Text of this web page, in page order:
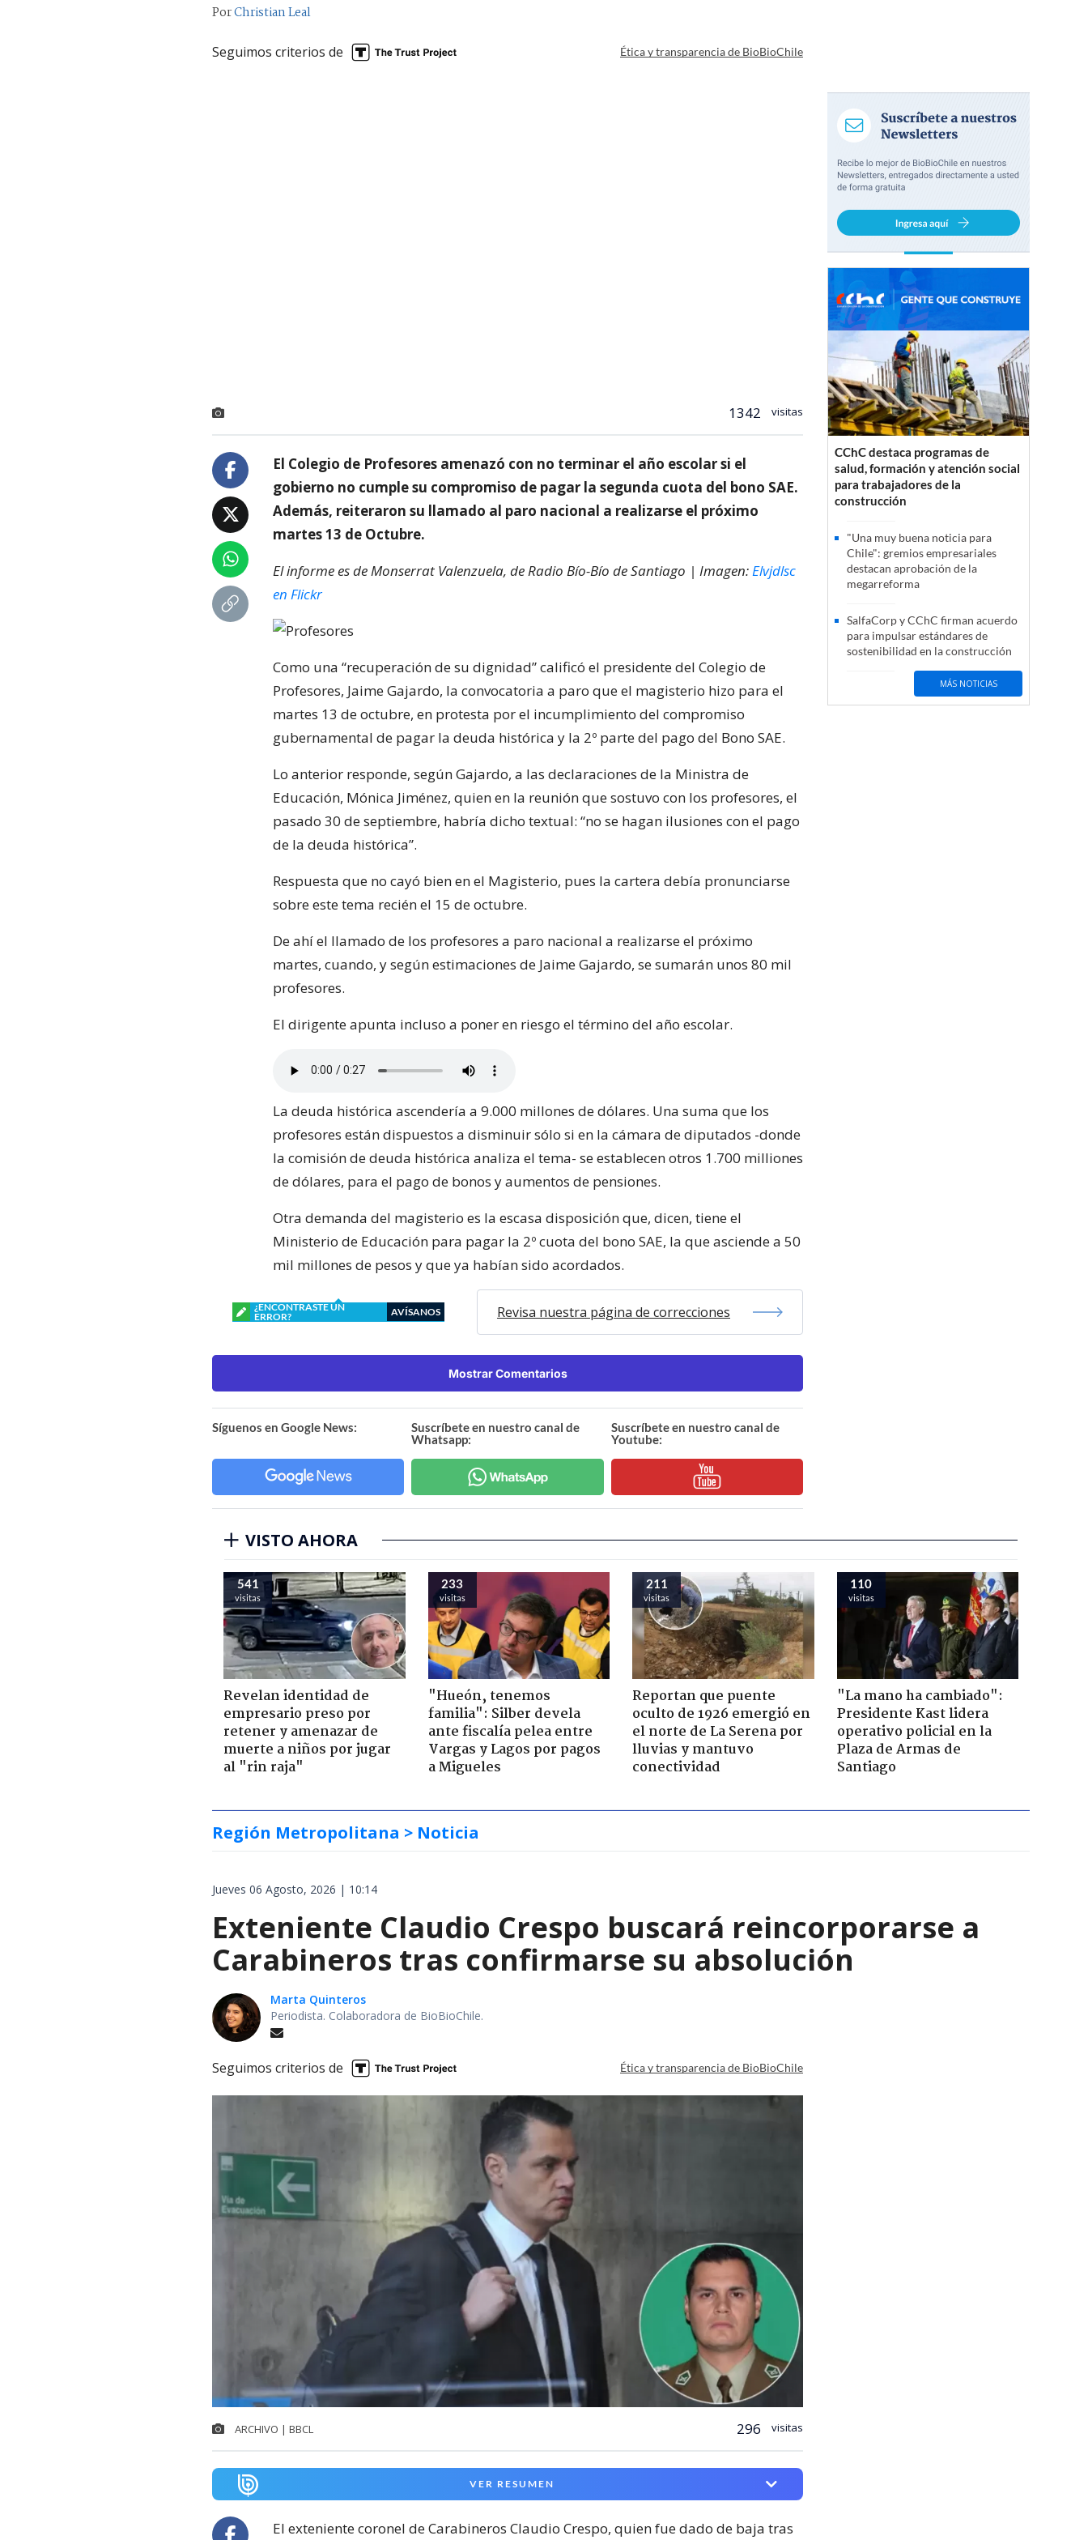
PorChristian Leal
Seguimos criterios de Ética y transparencia de BioBioChile
1342 visitas
El Colegio de Profesores amenazó con no terminar el año escolar si el
gobierno no cumple su compromiso de pagar la segunda cuota del bono SAE.
Además, reiteraron su llamado al paro nacional a realizarse el próximo
martes 13 de Octubre.
El informe es de Monserrat Valenzuela, de Radio Bío-Bío de Santiago | Imagen: Elvjdlsc
en Flickr
Como una “recuperación de su dignidad” calificó el presidente del Colegio de
Profesores, Jaime Gajardo, la convocatoria a paro que el magisterio hizo para el
martes 13 de octubre, en protesta por el incumplimiento del compromiso
gubernamental de pagar la deuda histórica y la 2º parte del pago del Bono SAE.
Lo anterior responde, según Gajardo, a las declaraciones de la Ministra de
Educación, Mónica Jiménez, quien en la reunión que sostuvo con los profesores, el
pasado 30 de septiembre, habría dicho textual: “no se hagan ilusiones con el pago
de la deuda histórica”.
Respuesta que no cayó bien en el Magisterio, pues la cartera debía pronunciarse
sobre este tema recién el 15 de octubre.
De ahí el llamado de los profesores a paro nacional a realizarse el próximo
martes, cuando, y según estimaciones de Jaime Gajardo, se sumarán unos 80 mil
profesores.
El dirigente apunta incluso a poner en riesgo el término del año escolar.
La deuda histórica ascendería a 9.000 millones de dólares. Una suma que los
profesores están dispuestos a disminuir sólo si en la cámara de diputados -donde
la comisión de deuda histórica analiza el tema- se establecen otros 1.700 milliones
de dólares, para el pago de bonos y aumentos de pensiones.
Otra demanda del magisterio es la escasa disposición que, dicen, tiene el
Ministerio de Educación para pagar la 2º cuota del bono SAE, la que asciende a 50
mil millones de pesos y que ya habían sido acordados.
¿ENCONTRASTE UN
ERROR?
AVÍSANOS Revisa nuestra página de correcciones
Mostrar Comentarios
Síguenos en Google News:
Suscríbete en nuestro canal de
Whatsapp:
Suscríbete en nuestro canal de
Youtube:
CChC destaca programas de
salud, formación y atención social
para trabajadores de la
construcción
"Una muy buena noticia para
Chile": gremios empresariales
destacan aprobación de la
megarreforma
SalfaCorp y CChC firman acuerdo
para impulsar estándares de
sostenibilidad en la construcción
MÁS NOTICIAS
VISTO AHORA
541
visitas
Revelan identidad de
empresario preso por
retener y amenazar de
muerte a niños por jugar
al "rin raja"
233
visitas
"Hueón, tenemos
familia": Silber devela
ante fiscalía pelea entre
Vargas y Lagos por pagos
a Migueles
211
visitas
Reportan que puente
oculto de 1926 emergió en
el norte de La Serena por
lluvias y mantuvo
conectividad
110
visitas
"La mano ha cambiado":
Presidente Kast lidera
operativo policial en la
Plaza de Armas de
Santiago
Región Metropolitana > Noticia
Jueves 06 Agosto, 2026 | 10:14
Exteniente Claudio Crespo buscará reincorporarse a
Carabineros tras confirmarse su absolución
Marta Quinteros
Periodista. Colaboradora de BioBioChile.
Seguimos criterios de Ética y transparencia de BioBioChile
ARCHIVO | BBCL 296 visitas
VER RESUMEN
El exteniente coronel de Carabineros Claudio Crespo, quien fue dado de baja tras